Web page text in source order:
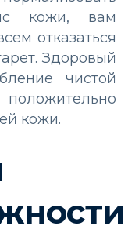
кожи, вам
отказаться
Здоровый
чистой
кожи.